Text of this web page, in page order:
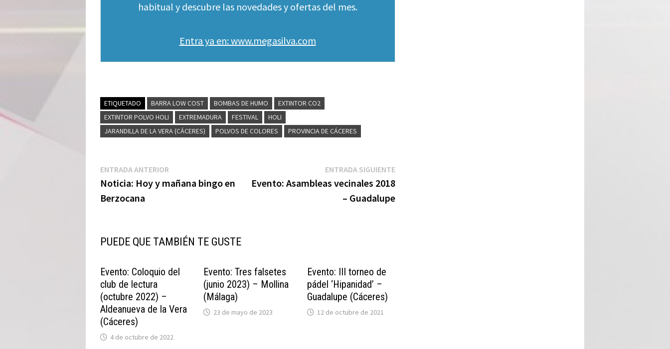
habitual y descubre las novedades y ofertas del mes.
Entra ya en: www.megasilva.com
ETIQUETADO BARRA LOW COST BOMBAS DE HUMO
EXTINTOR CO2
EXTINTOR POLVO HOLI
EXTREMADURA FESTIVAL
HOLI
JARANDILLA DE LA VERA (CÁCERES)
POLVOS DE COLORES PROVINCIA DE CÁCERES
Navegación
de
ENTRADA ANTERIOREntrada
anterior:
Noticia: Hoy y mañana bingo en
Berzocana
ENTRADA SIGUIENTEEntrada
siguiente:
Evento: Asambleas vecinales 2018
– Guadalupe
PUEDE QUE TAMBIÉN TE GUSTE
Evento: Coloquio del
club de lectura
(octubre 2022) –
Aldeanueva de la Vera
(Cáceres)
4 de octubre de 2022
Evento: Tres falsetes
(junio 2023) – Mollina
(Málaga)
23 de mayo de 2023
Evento: III torneo de
pádel ‘Hipanidad’ –
Guadalupe (Cáceres)
12 de octubre de 2021